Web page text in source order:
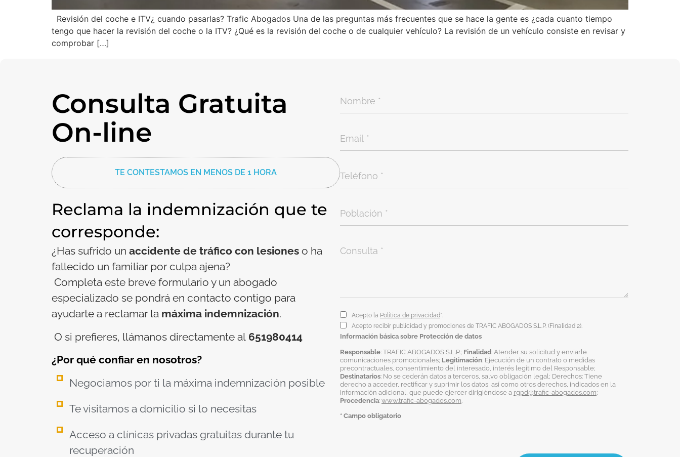
Revisión del coche e ITV¿ cuando pasarlas? Trafic Abogados Una de las preguntas más frecuentes que se hace la gente es ¿cada cuanto tiempo
tengo que hacer la revisión del coche o la ITV? ¿Qué es la revisión del coche o de cualquier vehículo? La revisión de un vehículo consiste en revisar y
comprobar […]
Consulta Gratuita
On-line
TE CONTESTAMOS EN MENOS DE 1 HORA
Reclama la indemnización que te
corresponde:
¿Has sufrido un accidente de tráfico con lesiones o ha
fallecido un familiar por culpa ajena?
Completa este breve formulario y un abogado
especializado se pondrá en contacto contigo para
ayudarte a reclamar la máxima indemnización.
O si prefieres, llámanos directamente al 651980414
¿Por qué confiar en nosotros?
Negociamos por ti la máxima indemnización posible
Te visitamos a domicilio si lo necesitas
Acceso a clínicas privadas gratuitas durante tu
recuperación
Acepto la Política de privacidad*.
Acepto recibir publicidad y promociones de TRAFIC ABOGADOS S.L.P. (Finalidad 2).
Información básica sobre Protección de datos
Responsable: TRAFIC ABOGADOS S.L.P.; Finalidad: Atender su solicitud y enviarle
comunicaciones promocionales; Legitimación: Ejecución de un contrato o medidas
precontractuales, consentimiento del interesado, interés legítimo del Responsable;
Destinatarios: No se cederán datos a terceros, salvo obligación legal; Derechos: Tiene
derecho a acceder, rectificar y suprimir los datos, así como otros derechos, indicados en la
información adicional, que puede ejercer dirigiéndose a rgpd@trafic-abogados.com;
Procedencia: www.trafic-abogados.com
* Campo obligatorio